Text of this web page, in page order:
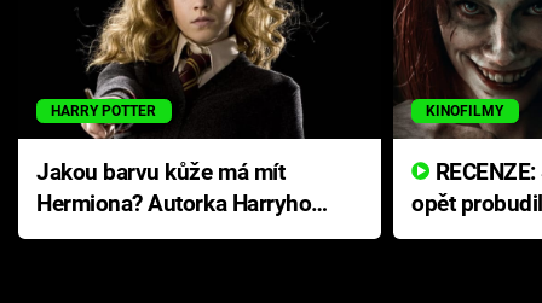
HARRY POTTER
Jakou barvu kůže má mít
Hermiona? Autorka Harryho
Pottera přišla s ráznou
KINOFILMY
opět
přichází s